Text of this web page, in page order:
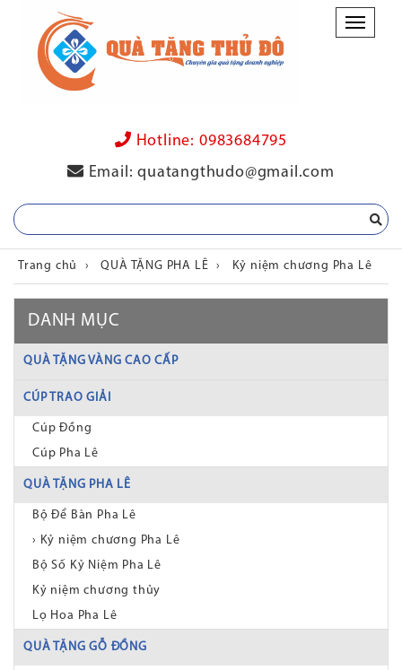
Danh
mục
Hotline: 0983684795
Email:quatangthudo@gmail.com
Trang chủ › QUÀ TẶNG PHA LÊ › Kỷ niệm chương Pha Lê
DANH MỤC
QUÀ TẶNG VÀNG CAO CẤP
CÚP TRAO GIẢI
Cúp Đồng
Cúp Pha Lê
QUÀ TẶNG PHA LÊ
Bộ Để Bàn Pha Lê
› Kỷ niệm chương Pha Lê
Bộ Số Kỷ Niệm Pha Lê
Kỷ niệm chương thủy
Lọ Hoa Pha Lê
QUÀ TẶNG GỖ ĐỒNG